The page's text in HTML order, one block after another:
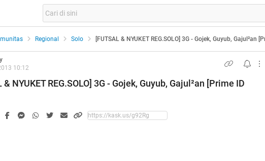
Regional Solo [FUTSAL & NYUKET REG.SOLO] 3G - Gojek, Guyub, Gajul²an
10:12
& NYUKET REG.SOLO] 3G - Gojek, Guyub, Gajul²an [Prime ID